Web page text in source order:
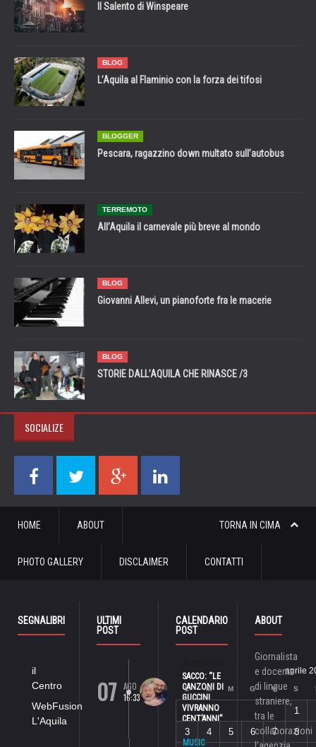
Il Salento di Winspeare
BLOG
L’Aquila al Flaminio con la forza dei tifosi
BLOGGER
Pescara, ragazzino down multato sull’autobus
TERREMOTO
All’Aquila il carnevale più breve al mondo
BLOG
Giovanni Allevi, un pianoforte fra le macerie
BLOG
STORIE DALL’AQUILA CHE RINASCE /3
SOCIALIZE
TORNA IN CIMA
HOME ABOUT
PHOTO GALLERY DISCLAIMER CONTATTI
SEGNALIBRI
il
Centro
WebFusion
L'Aquila
ULTIMI
POST
07
AGO
16:33
SACCO: “LE
CANZONI DI
GUCCINI
VIVRANNO
CENT’ANNI”
MUSIC
CALENDARIO
POST
aprile
L M M G V S
1
3
4 5 6 7 8
ABOUT
Giornalista
e docente
di lingue
straniere,
tra le
collaborazioni